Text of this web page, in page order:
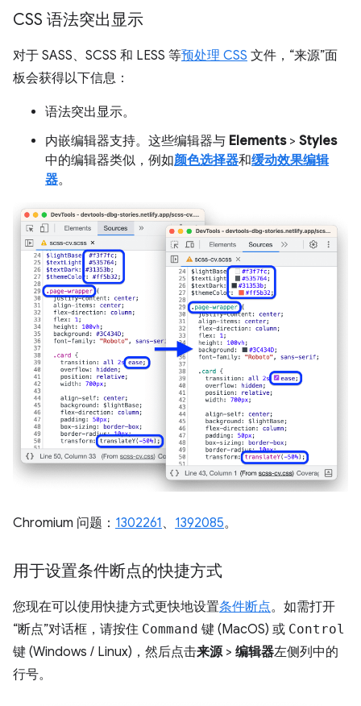
CSS 语法突出显示
对于 SASS、SCSS 和 LESS 等预处理 CSS 文件，“来源”面
板会获得以下信息：
语法突出显示。
内嵌编辑器支持。这些编辑器与 Elements> Styles
中的编辑器类似，例如颜色选择器和缓动效果编辑
器。
Chromium 问题： 1302261 、 1392085。
用于设置条件断点的快捷方式
您现在可以使用快捷方式更快地设置条件断点。如需打开
“断点”对话框，请按住 Command 键 (MacOS) 或 Control
键 (Windows / Linux)，然后点击来源> 编辑器左侧列中的
行号。